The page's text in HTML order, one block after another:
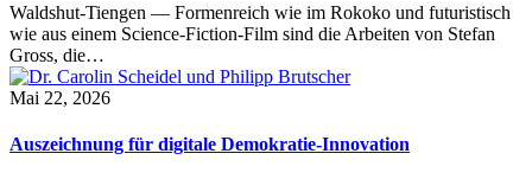
Waldshut-Tiengen — Formenreich wie im Rokoko und futuristisch
wie aus einem Science-Fiction-Film sind die Arbeiten von Stefan
Gross, die…
Mai 22, 2026
Auszeichnung für digitale Demokratie-Innovation